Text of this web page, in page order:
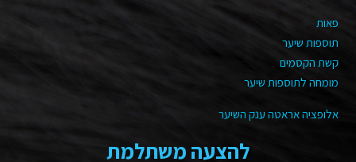
פאות
תוספות שיער
קשת הקסמים
מומחה לתוספות שיער
אלופציה אראטה ענק השיער
להצעה משתלמת